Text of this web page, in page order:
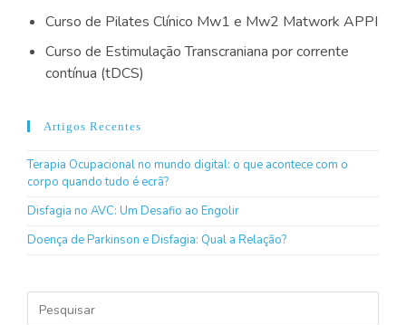
Curso de Pilates Clínico Mw1 e Mw2 Matwork APPI
Curso de Estimulação Transcraniana por corrente
contínua (tDCS)
Artigos Recentes
Terapia Ocupacional no mundo digital: o que acontece com o
corpo quando tudo é ecrã?
Disfagia no AVC: Um Desafio ao Engolir
Doença de Parkinson e Disfagia: Qual a Relação?